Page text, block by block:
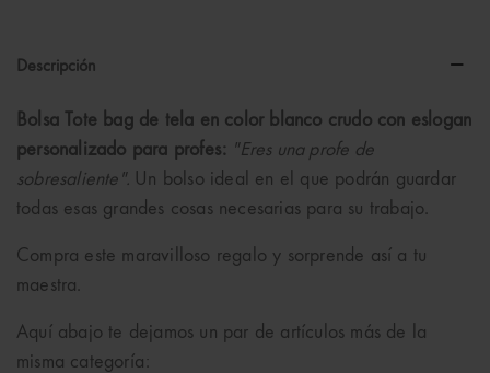
Descripción
Bolsa Tote bag de tela en color blanco crudo con eslogan
personalizado para profes: "Eres una profe de
sobresaliente". Un bolso ideal en el que podrán guardar
todas esas grandes cosas necesarias para su trabajo.
Compra este maravilloso regalo y sorprende así a tu
maestra.
Aquí abajo te dejamos un par de artículos más de la
misma categoría: